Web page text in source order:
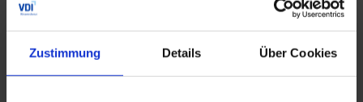
Zustimmung Details Über Cookies
Künstliche Intelligenz verändert den Umgang mit
Patentinformationen grundlegend. Erfahren Sie, wie